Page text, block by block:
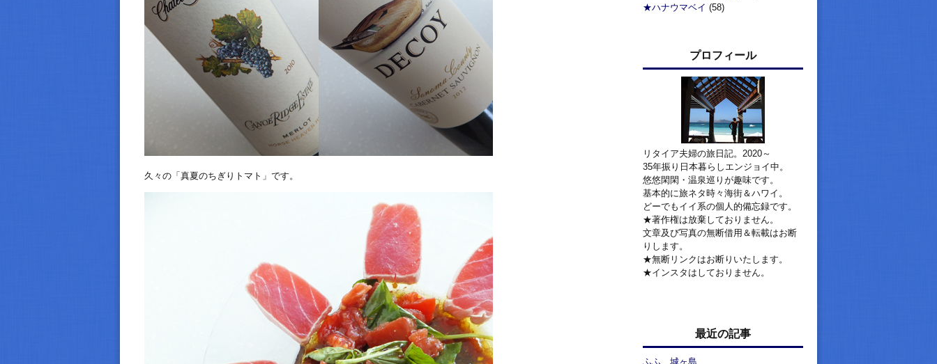
久々の「真夏のちぎりトマト」です。
★ハナウマベイ (58)
プロフィール
リタイア夫婦の旅日記。2020～
35年振り日本暮らしエンジョイ中。
悠悠閑閑・温泉巡りが趣味です。
基本的に旅ネタ時々海街＆ハワイ。
どーでもイイ系の個人的備忘録です。
★著作権は放棄しておりません。
文章及び写真の無断借用＆転載はお断
りします。
★無断リンクはお断りいたします。
★インスタはしておりません。
最近の記事
ふふ 城ヶ島